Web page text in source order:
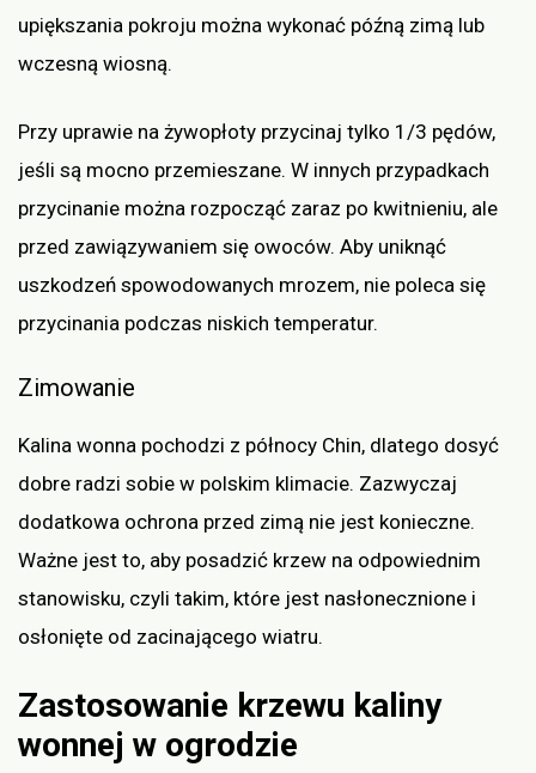
upiększania pokroju można wykonać późną zimą lub
wczesną wiosną.
Przy uprawie na żywopłoty przycinaj tylko 1/3 pędów,
jeśli są mocno przemieszane. W innych przypadkach
przycinanie można rozpocząć zaraz po kwitnieniu, ale
przed zawiązywaniem się owoców. Aby uniknąć
uszkodzeń spowodowanych mrozem, nie poleca się
przycinania podczas niskich temperatur.
Zimowanie
Kalina wonna pochodzi z północy Chin, dlatego dosyć
dobre radzi sobie w polskim klimacie. Zazwyczaj
dodatkowa ochrona przed zimą nie jest konieczne.
Ważne jest to, aby posadzić krzew na odpowiednim
stanowisku, czyli takim, które jest nasłonecznione i
osłonięte od zacinającego wiatru.
Zastosowanie krzewu kaliny
wonnej w ogrodzie